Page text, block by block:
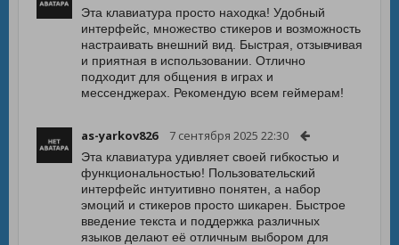
Эта клавиатура просто находка! Удобный
интерфейс, множество стикеров и возможность
настраивать внешний вид. Быстрая, отзывчивая
и приятная в использовании. Отлично
подходит для общения в играх и
мессенджерах. Рекомендую всем геймерам!
as-yarkov826 7 сентября 2025 22:30
Эта клавиатура удивляет своей гибкостью и
функциональностью! Пользовательский
интерфейс интуитивно понятен, а набор
эмоций и стикеров просто шикарен. Быстрое
введение текста и поддержка различных
языков делают её отличным выбором для